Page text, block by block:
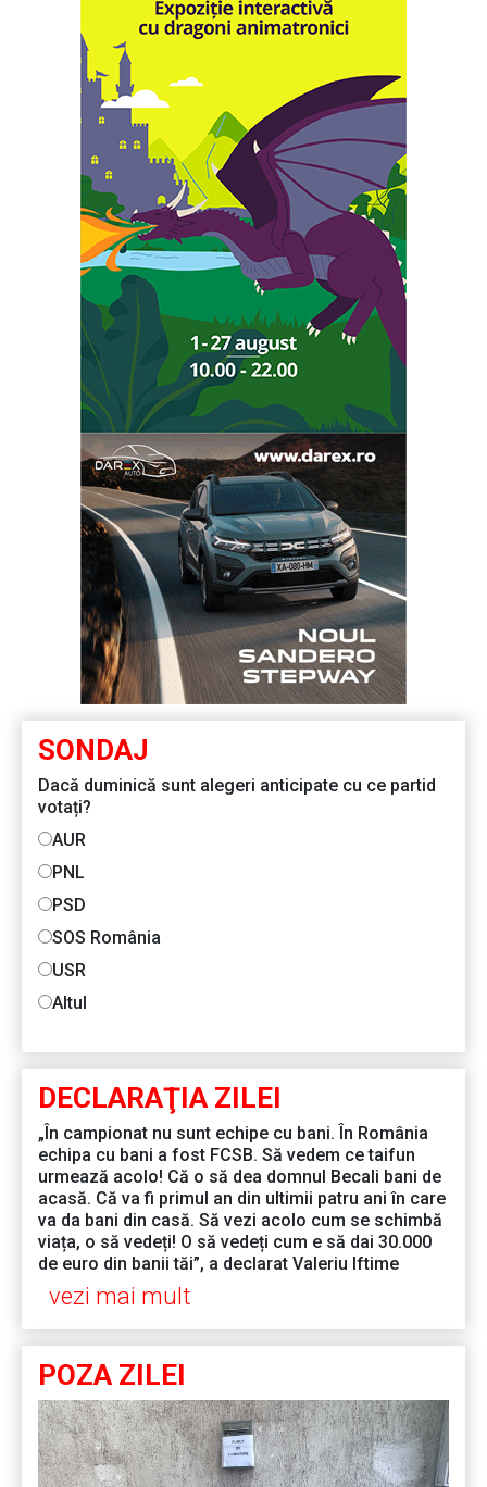
SONDAJ
Dacă duminică sunt alegeri anticipate cu ce partid
votați?
AUR
PNL
PSD
SOS România
USR
Altul
DECLARAŢIA ZILEI
„În campionat nu sunt echipe cu bani. În România
echipa cu bani a fost FCSB. Să vedem ce taifun
urmează acolo! Că o să dea domnul Becali bani de
acasă. Că va fi primul an din ultimii patru ani în care
va da bani din casă. Să vezi acolo cum se schimbă
viața, o să vedeți! O să vedeți cum e să dai 30.000
de euro din banii tăi”, a declarat Valeriu Iftime
vezi mai mult
POZA ZILEI